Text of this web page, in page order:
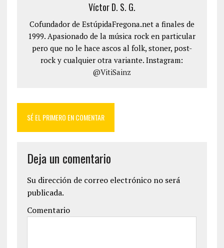
Víctor D. S. G.
Cofundador de EstúpidaFregona.net a finales de
1999. Apasionado de la música rock en particular
pero que no le hace ascos al folk, stoner, post-
rock y cualquier otra variante. Instagram:
@VitiSainz
SÉ EL PRIMERO EN COMENTAR
Deja un comentario
Su dirección de correo electrónico no será
publicada.
Comentario